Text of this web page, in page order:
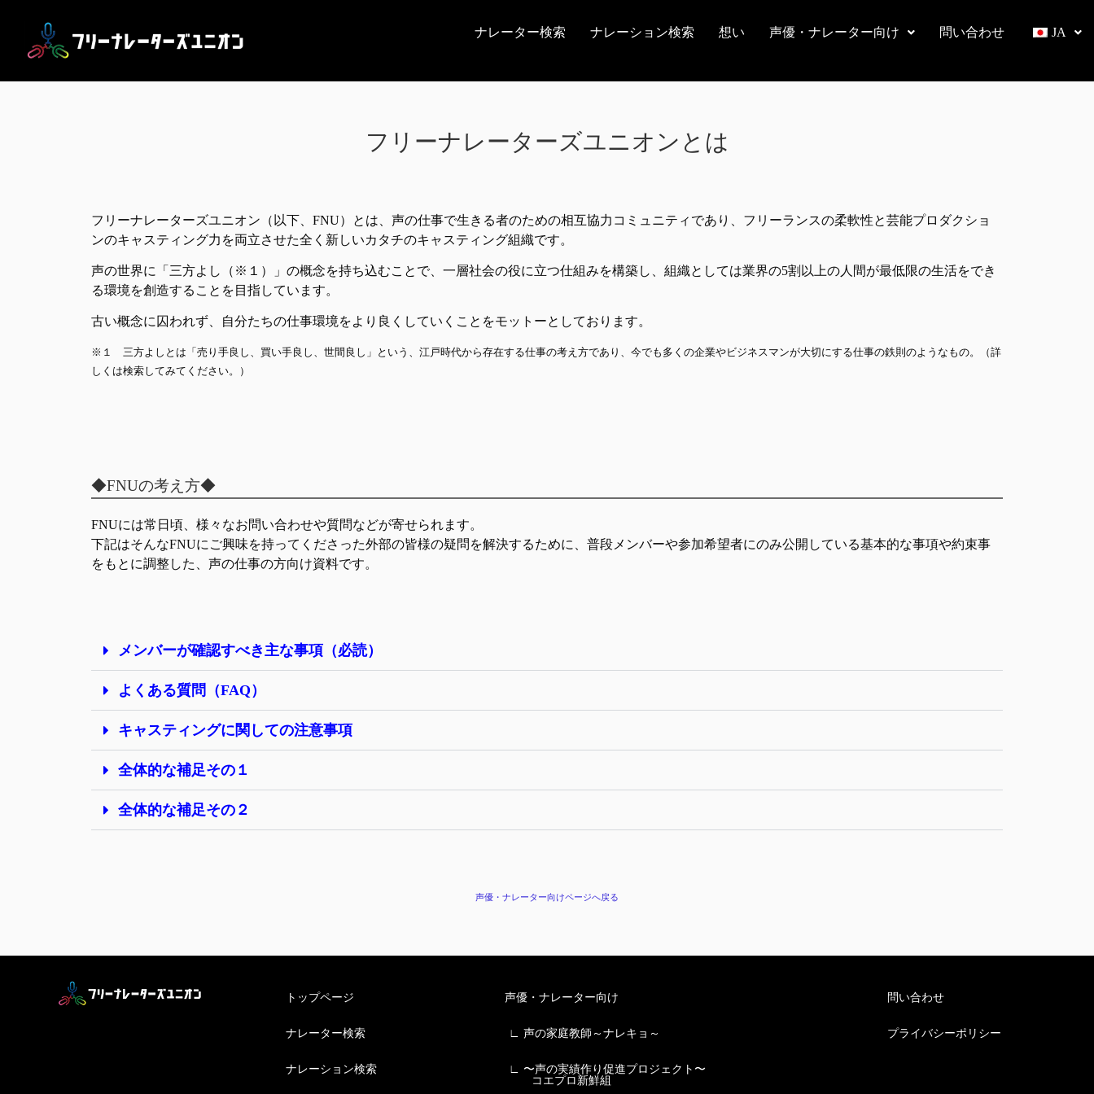
ナレーター検索 ナレーション検索 想い 声優・ナレーター向け 問い合わせ JA
フリーナレーターズユニオンとは
フリーナレーターズユニオン（以下、FNU）とは、声の仕事で生きる者のための相互協力コミュニティであり、フリーランスの柔軟性と芸能プロダクショ
ンのキャスティング力を両立させた全く新しいカタチのキャスティング組織です。
声の世界に「三方よし（※１）」の概念を持ち込むことで、一層社会の役に立つ仕組みを構築し、組織としては業界の5割以上の人間が最低限の生活をでき
る環境を創造することを目指しています。
古い概念に囚われず、自分たちの仕事環境をより良くしていくことをモットーとしております。
※１ 三方よしとは「売り手良し、買い手良し、世間良し」という、江戸時代から存在する仕事の考え方であり、今でも多くの企業やビジネスマンが大切にする仕事の鉄則のようなもの。（詳
しくは検索してみてください。）
◆FNUの考え方◆
FNUには常日頃、様々なお問い合わせや質問などが寄せられます。
下記はそんなFNUにご興味を持ってくださった外部の皆様の疑問を解決するために、普段メンバーや参加希望者にのみ公開している基本的な事項や約束事
をもとに調整した、声の仕事の方向け資料です。
メンバーが確認すべき主な事項（必読）
よくある質問（FAQ）
キャスティングに関しての注意事項
全体的な補足その１
全体的な補足その２
声優・ナレーター向けページへ戻る
トップページ
ナレーター検索
ナレーション検索
声優・ナレーター向け
∟ 声の家庭教師～ナレキョ～
∟ 〜声の実績作り促進プロジェクト〜
コエプロ新鮮組
問い合わせ
プライバシーポリシー